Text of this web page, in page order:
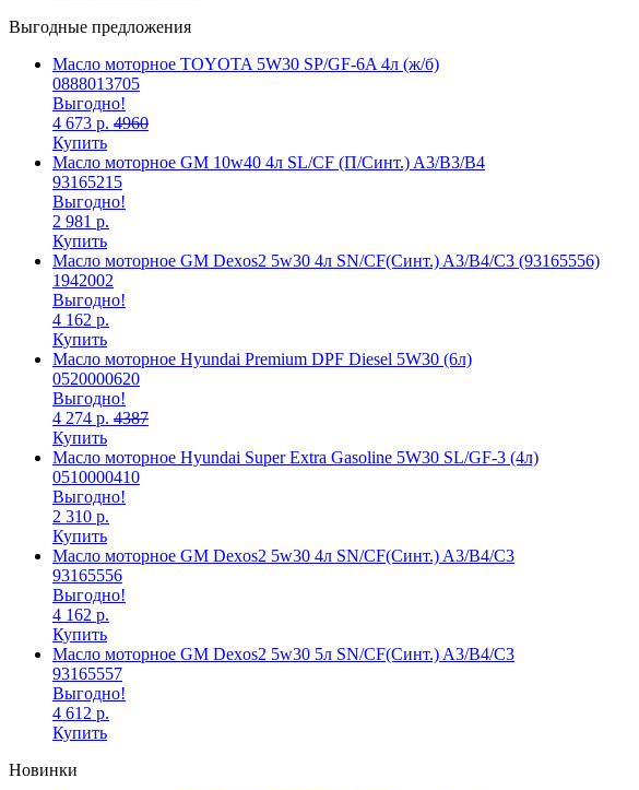
Выгодные предложения
Масло моторное TOYOTA 5W30 SP/GF-6A 4л (ж/б)
0888013705
Выгодно!
4 673 р. 4960
Купить
Масло моторное GM 10w40 4л SL/CF (П/Синт.) A3/B3/B4
93165215
Выгодно!
2 981 р.
Купить
Масло моторное GM Dexos2 5w30 4л SN/CF(Синт.) A3/B4/C3 (93165556)
1942002
Выгодно!
4 162 р.
Купить
Масло моторное Hyundai Premium DPF Diesel 5W30 (6л)
0520000620
Выгодно!
4 274 р. 4387
Купить
Масло моторное Hyundai Super Extra Gasoline 5W30 SL/GF-3 (4л)
0510000410
Выгодно!
2 310 р.
Купить
Масло моторное GM Dexos2 5w30 4л SN/CF(Синт.) A3/B4/C3
93165556
Выгодно!
4 162 р.
Купить
Масло моторное GM Dexos2 5w30 5л SN/CF(Синт.) A3/B4/C3
93165557
Выгодно!
4 612 р.
Купить
Новинки